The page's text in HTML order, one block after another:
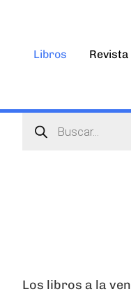
contenido
Libros
Los libros a la